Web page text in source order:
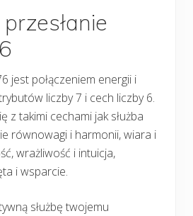
jest połączeniem energii i
liczby 7 i cech liczby 6.
z takimi cechami jak służba
równowagi i harmonii, wiara i
wrażliwość i intuicja,
i wsparcie.
służbę twojemu